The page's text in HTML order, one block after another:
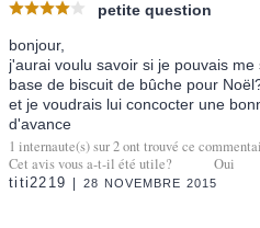
petite question
bonjour,
j'aurai voulu savoir si je pouvais
base de biscuit de bûche pour
et je voudrais lui concocter une
d'avance
1 internaute(s) sur2ont trouvé ce
Cet avis vous a-t-il été utile?
Oui
titi2219 28 NOVEMBRE 2015